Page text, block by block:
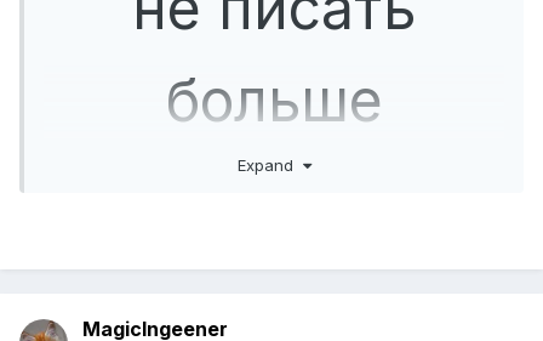
больше
сообщения ! я
понял , что это
Expand
MagicIngeener